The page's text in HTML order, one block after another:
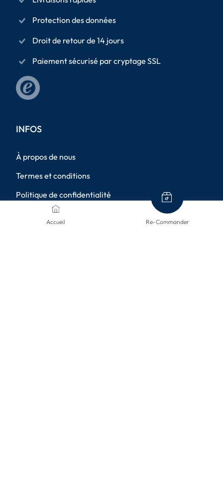
Accueil Re-Commander
Protection des données
Droit de retour de 14 jours
Paiement sécurisé par cryptage SSL
INFOS
À propos de nous
Termes et conditions
Politique de confidentialité
Mentions légales